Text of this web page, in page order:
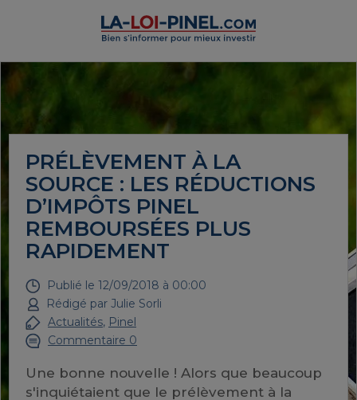
PRÉLÈVEMENT À LA
SOURCE : LES RÉDUCTIONS
D’IMPÔTS PINEL
REMBOURSÉES PLUS
RAPIDEMENT
Publié le 12/09/2018 à 00:00
Rédigé par Julie Sorli
Actualités, Pinel
Commentaire 0
Une bonne nouvelle ! Alors que beaucoup
s'inquiétaient que le prélèvement à la